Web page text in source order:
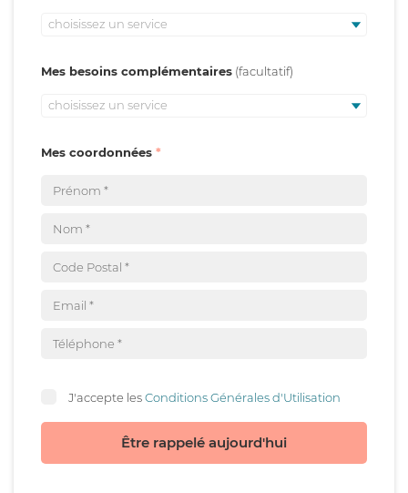
choisissez un service
Mes besoins complémentaires
choisissez un service
Mes coordonnées
J'accepte lesConditions Générales d'Utilisation
Être rappelé aujourd'hui